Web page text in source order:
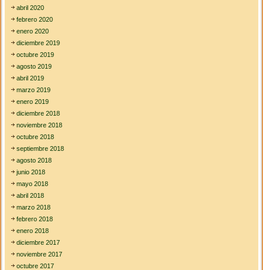
abril 2020
febrero 2020
enero 2020
diciembre 2019
octubre 2019
agosto 2019
abril 2019
marzo 2019
enero 2019
diciembre 2018
noviembre 2018
octubre 2018
septiembre 2018
agosto 2018
junio 2018
mayo 2018
abril 2018
marzo 2018
febrero 2018
enero 2018
diciembre 2017
noviembre 2017
octubre 2017